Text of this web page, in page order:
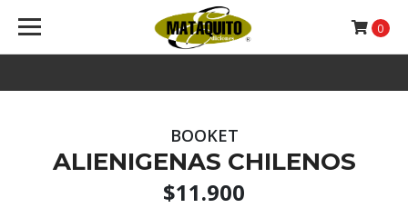
0
BOOKET
ALIENIGENAS CHILENOS
$11.900